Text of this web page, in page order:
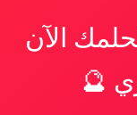
الآن
🔮